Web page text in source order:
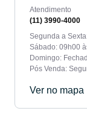
Atendimento
(11) 3990-4000
Segunda a
Sábado: 09h00
Domingo:
Pós Venda:
Ver no mapa